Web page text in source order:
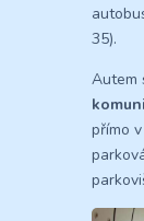
35).
Autem
přímo